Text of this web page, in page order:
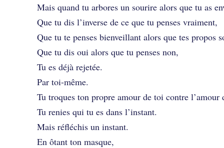
Mais quand tu arbores un sourire alors que tu as
Que tu dis l’inverse de ce que tu penses vraiment,
Que tu te penses bienveillant alors que tes propos
Que tu dis oui alors que tu penses non,
Tu es déjà rejetée.
Par toi-même.
Tu troques ton propre amour de toi contre l’amour
Tu renies qui tu es dans l’instant.
Mais réfléchis un instant.
En ôtant ton masque,